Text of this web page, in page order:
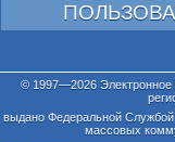
© 1997—2026 Электронное
выдано Федеральной Службой
массовых